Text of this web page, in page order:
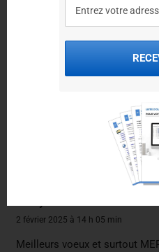
4 février 2025 à 8 h 57 min
Bonjour,
de Mémory
Il est aussi possible de
photographies de
Bien cordialement,
2 février 2025 à 14 h 05 min
Meilleurs voeux et surtout